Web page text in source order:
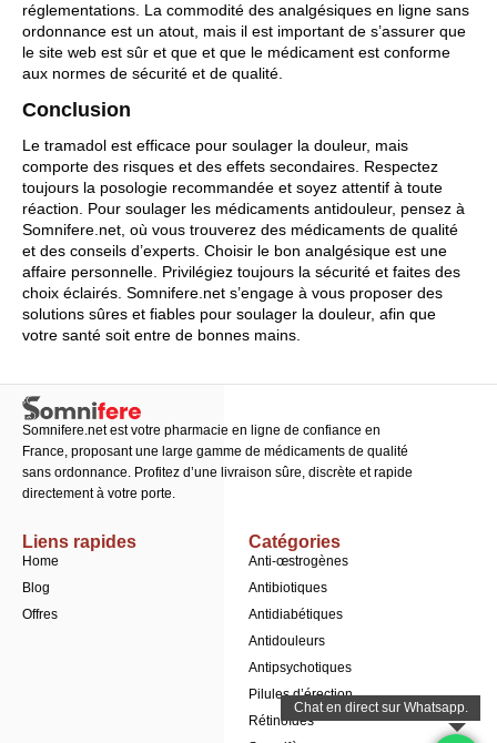
réglementations. La commodité des analgésiques en ligne sans
ordonnance est un atout, mais il est important de s’assurer que
le site web est sûr et que et que le médicament est conforme
aux normes de sécurité et de qualité.
Conclusion
Le tramadol est efficace pour soulager la douleur, mais
comporte des risques et des effets secondaires. Respectez
toujours la posologie recommandée et soyez attentif à toute
réaction. Pour soulager les médicaments antidouleur, pensez à
Somnifere.net, où vous trouverez des médicaments de qualité
et des conseils d’experts. Choisir le bon analgésique est une
affaire personnelle. Privilégiez toujours la sécurité et faites des
choix éclairés. Somnifere.net s’engage à vous proposer des
solutions sûres et fiables pour soulager la douleur, afin que
votre santé soit entre de bonnes mains.
Somnifere.net est votre pharmacie en ligne de confiance en
France, proposant une large gamme de médicaments de qualité
sans ordonnance. Profitez d’une livraison sûre, discrète et rapide
directement à votre porte.
Catégories
Anti-œstrogènes
Antibiotiques
Antidiabétiques
Antidouleurs
Antipsychotiques
Pilules d’érection
Rétinoïdes
Liens rapides
Home
Blog
Offres